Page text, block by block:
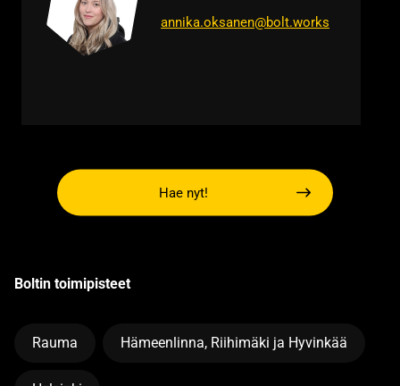
Hae nyt!
annika.oksanen@bolt.works
Boltin toimipisteet
Rauma Hämeenlinna, Riihimäki ja Hyvinkää